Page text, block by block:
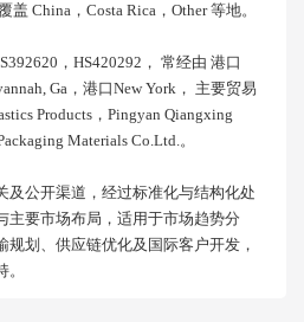
盖 China，costa Rica，other 等地。
，HS420292， 常经由 港口
Ga，港口new York， 主要贸易
Products，pingyan Qiangxing
Materials Co.ltd.。
及公开渠道，经过标准化与结构化处
主要市场布局，适用于市场趋势分
划、供应链优化及国际客户开发，